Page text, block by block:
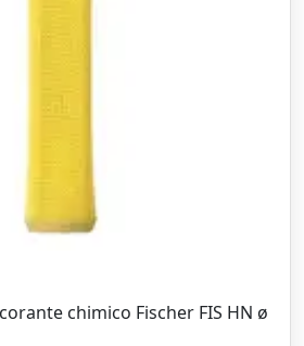
chimico Fischer FIS HN ø